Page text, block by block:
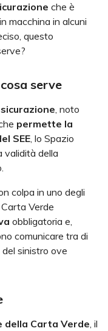
che è
macchina in alcuni
questo
serve
, noto
permette la
SEE, lo Spazio
validità della
colpa in uno degli
Verde
obbligatoria e,
comunicare tra di
del sinistro ove
della Carta Verde, il